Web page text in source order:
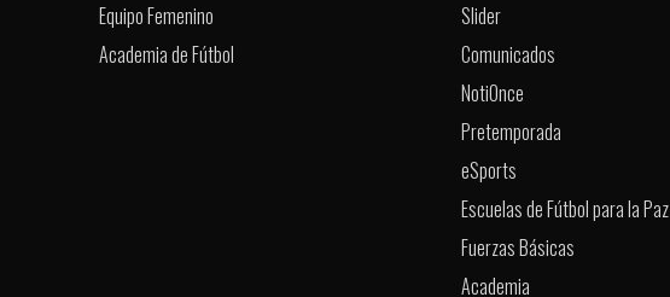
Equipo Femenino
Academia de Fútbol
Slider
Comunicados
NotiOnce
Pretemporada
eSports
Escuelas de Fútbol para la Paz
Fuerzas Básicas
Academia